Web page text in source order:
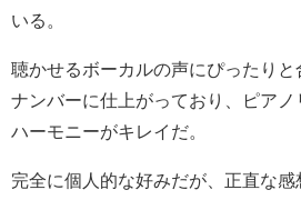
いる。
聴かせるボーカルの声にぴったり
ナンバーに仕上がっており、ピア
ハーモニーがキレイだ。
完全に個人的な好みだが、正直な感